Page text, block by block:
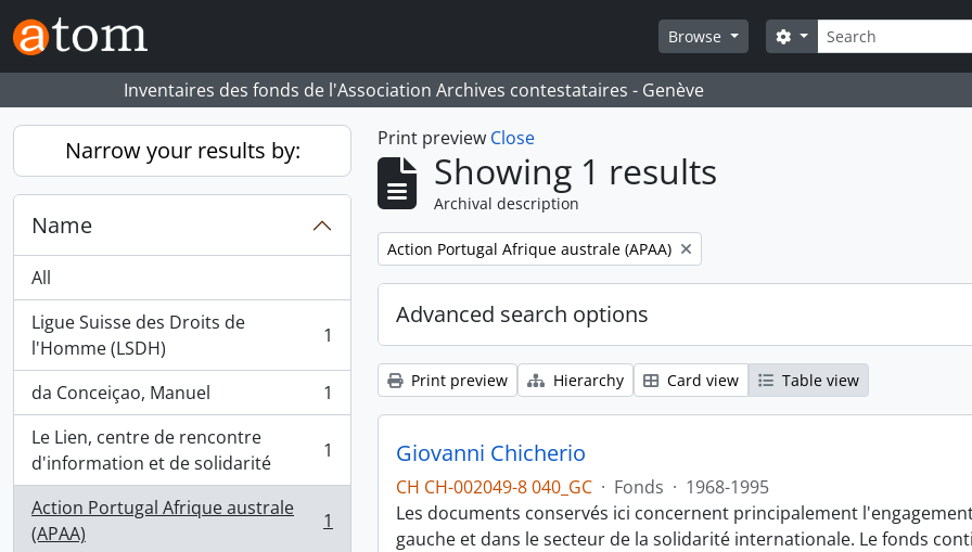
Skip to main content
Browse
Search
Search options
Inventaires des fonds de l'Association Archives contestataires - Genève
Narrow your results by:
Name
All
Ligue Suisse des Droits de
l'Homme (LSDH)
, 1 results 1
da Conceiçao, Manuel
, 1 results
1
Le Lien, centre de rencontre
d'information et de solidarité
, 1 results 1
Action Portugal Afrique australe
(APAA)
, 1 results 1
Print preview Close
Showing 1 results
Archival description
Remove filter:
Action Portugal Afrique australe (APAA)
Advanced search options
Print preview Hierarchy Card view Table view
Giovanni Chicherio
CH CH-002049-8 040_GC · Fonds · 1968-1995
Les documents conservés ici concernent principalement
gauche et dans le secteur de la solidarité internationale. Le fonds